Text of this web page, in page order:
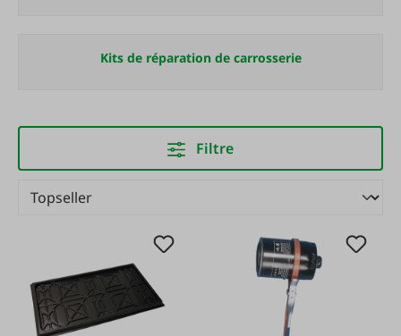
Kits de réparation de carrosserie
Filtre